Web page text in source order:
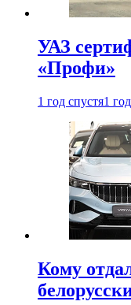
УАЗ
«Профи»
1 год спустя1
Кому